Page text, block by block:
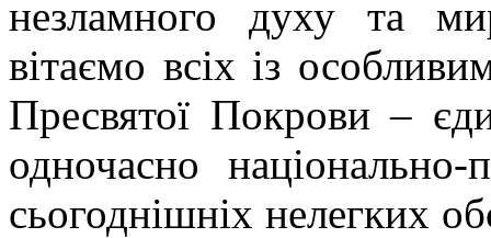
незламного духу та
вітаємо всіх із
Пресвятої Покрови –
одночасно
сьогоднішніх нелегких